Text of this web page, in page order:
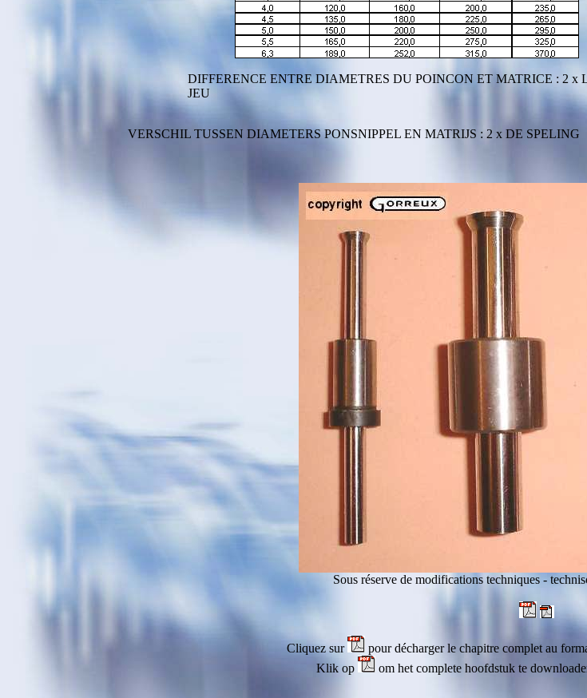
DIFFERENCE ENTRE DIAMETRES DU POINCON ET MATRICE : 2 x
JEU
VERSCHIL TUSSEN DIAMETERS PONSNIPPEL EN MATRIJS : 2 x DE SPELING
Sous réserve de modifications techniques -
Cliquez sur pour décharger le chapitre complet au
Klik op
om het complete hoofdstuk te